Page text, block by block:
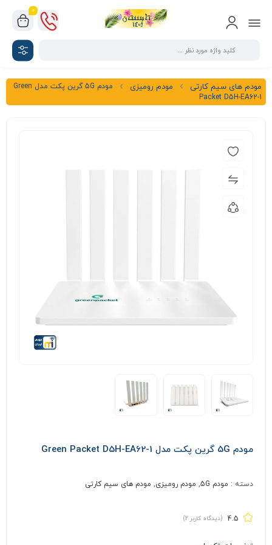
0
مودم های سیم کارتی مودم رومیزی
مودم 5G گرین پکت مدل Green
Packet D5H-EA62-1
مودم 5G گرین پکت مدل Green Packet D5H-EA62-1
دسته : مودم 5G , مودم رومیزی, مودم های سیم کارتی
4.5 (دیدگاه کاربر 2
)